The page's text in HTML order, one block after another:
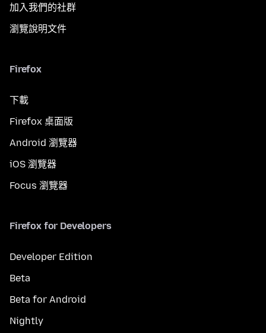
加入我們的社群
瀏覽說明文件
Firefox
下載
Firefox 桌面版
Android 瀏覽器
iOS 瀏覽器
Focus 瀏覽器
Firefox for Developers
Developer Edition
Beta
Beta for Android
Nightly